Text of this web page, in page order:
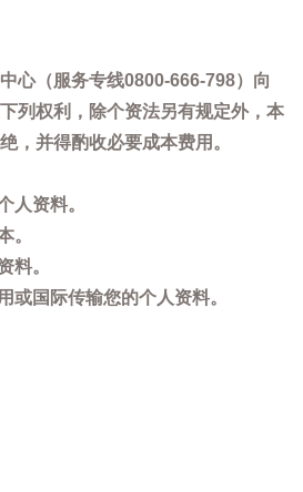
心（服务专线0800-666-798）向
列权利，除个资法另有规定外，本
，并得酌收必要成本费用。
人资料。
。
料。
或国际传输您的个人资料。